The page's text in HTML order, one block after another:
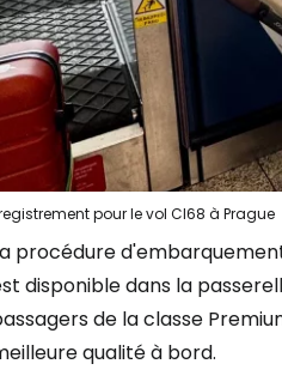
pour le vol CI68 à Prague
procédure
disponible dans la
de la classe
qualité à bord.